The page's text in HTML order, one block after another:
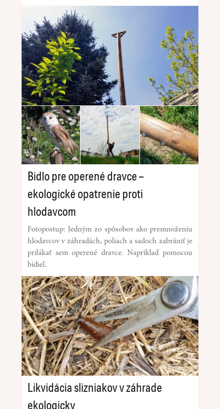
Bidlo pre operené dravce –
ekologické opatrenie proti
hlodavcom
Fotopostup: Jedným zo spôsobov ako premnoženiu
hlodavcov v záhradách, poliach a sadoch zabrániť je
prilákať sem operené dravce. Napríklad pomocou
bidiel.
Likvidácia slizniakov v záhrade
ekologicky